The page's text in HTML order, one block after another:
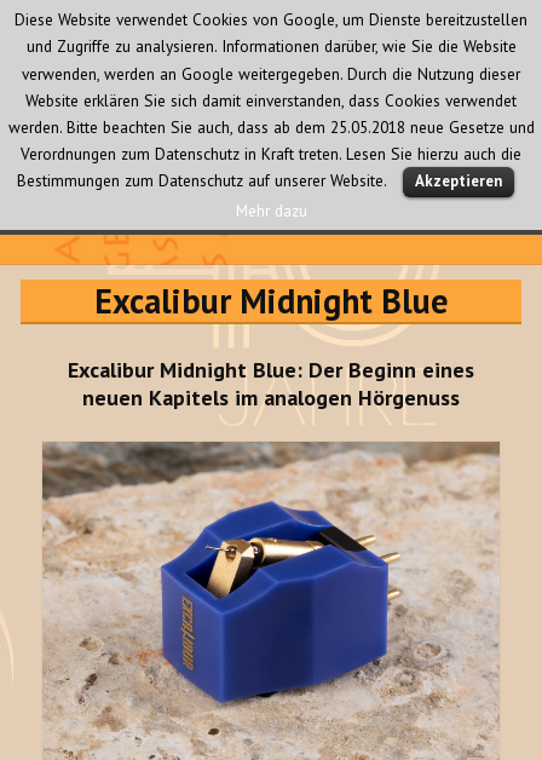
Audio Creativ
MENÜ
UND
Excalibur Midnight Blue
Excalibur Midnight Blue: Der Beginn eines
neuen Kapitels im analogen Hörgenuss
Diese Website verwendet Cookies von Google, um Dienste bereitzustellen
und Zugriffe zu analysieren. Informationen darüber, wie Sie die Website
verwenden, werden an Google weitergegeben. Durch die Nutzung dieser
Website erklären Sie sich damit einverstanden, dass Cookies verwendet
werden. Bitte beachten Sie auch, dass ab dem 25.05.2018 neue Gesetze und
Verordnungen zum Datenschutz in Kraft treten. Lesen Sie hierzu auch die
Bestimmungen zum Datenschutz auf unserer Website.
Akzeptieren
Mehr dazu